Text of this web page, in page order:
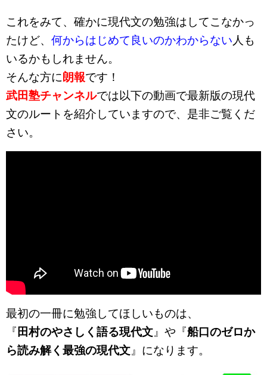
これをみて、確かに現代文の勉強はしてこなかっ
たけど、 何からはじめて良いのかわからない 人も
いるかもしれません。
そんな方に 朗報です！
武田塾チャンネルでは以下の動画で最新版の現代
文のルートを紹介していますので、是非ご覧くだ
さい。
最初の一冊に勉強してほしいものは、
『 田村のやさしく語る現代文 』や『船口のゼロか
ら読み解く最強の現代文 』になります。